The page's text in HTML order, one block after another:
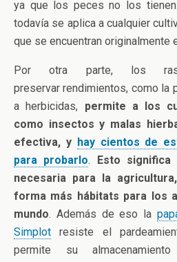
ya que los peces no los
todavía se aplica a cualquier
que se encuentran originalmente
Por otra parte, los
preservar rendimientos, como la
a herbicidas, permite a los
como insectos y malas
efectiva, y hay cientos de
para probarlo.
Esto
necesaria para la
forma más hábitats para los
mundo. Además de eso la
Simplot resiste el
permite su